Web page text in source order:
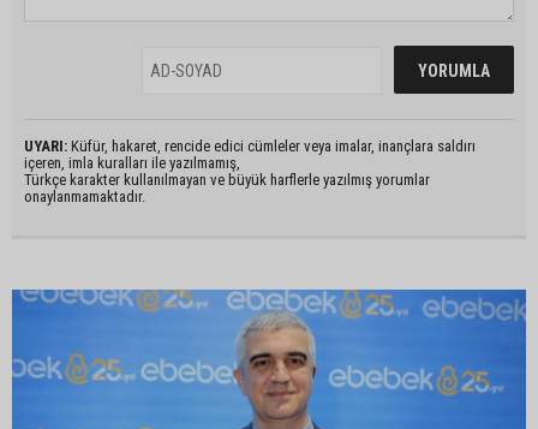
UYARI: Küfür, hakaret, rencide edici cümleler veya imalar, inançlara saldırı
içeren, imla kuralları ile yazılmamış,
Türkçe karakter kullanılmayan ve büyük harflerle yazılmış yorumlar
onaylanmamaktadır.